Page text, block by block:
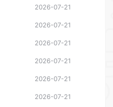
2026-07-21
2026-07-21
2026-07-21
2026-07-21
2026-07-21
2026-07-21